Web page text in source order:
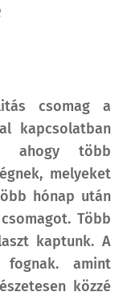
csomag a
kapcsolatban
ahogy több
melyeket
hónap után
Több
kaptunk. A
fognak. amint
közzé